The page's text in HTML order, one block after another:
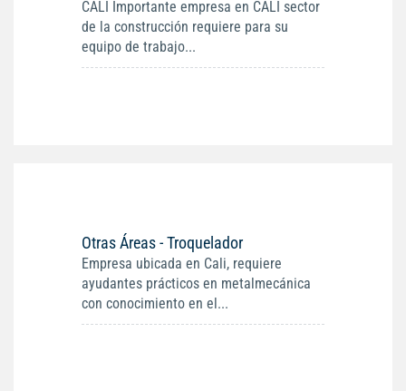
CALI Importante empresa en CALI sector
de la construcción requiere para su
equipo de trabajo...
Otras Áreas - Troquelador
Empresa ubicada en Cali, requiere
ayudantes prácticos en metalmecánica
con conocimiento en el...